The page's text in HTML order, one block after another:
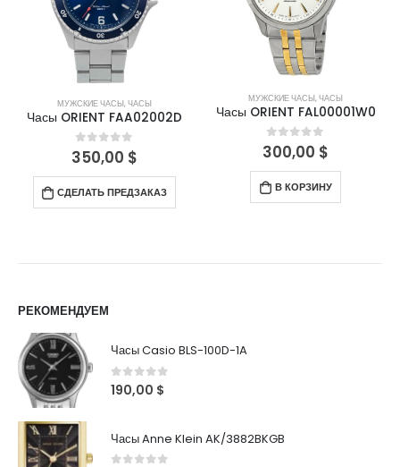
МУЖСКИЕ ЧАСЫ,ЧАСЫ
Часы ORIENT FAA02002D
0out of 5
350,00 $
СДЕЛАТЬ ПРЕДЗАКАЗ
МУЖСКИЕ ЧАСЫ,ЧАСЫ
Часы ORIENT FAL00001W0
0out of 5
300,00 $
В КОРЗИНУ
РЕКОМЕНДУЕМ
Часы Casio BLS-100D-1A
0out of 5
190,00 $
Часы Anne Klein AK/3882BKGB